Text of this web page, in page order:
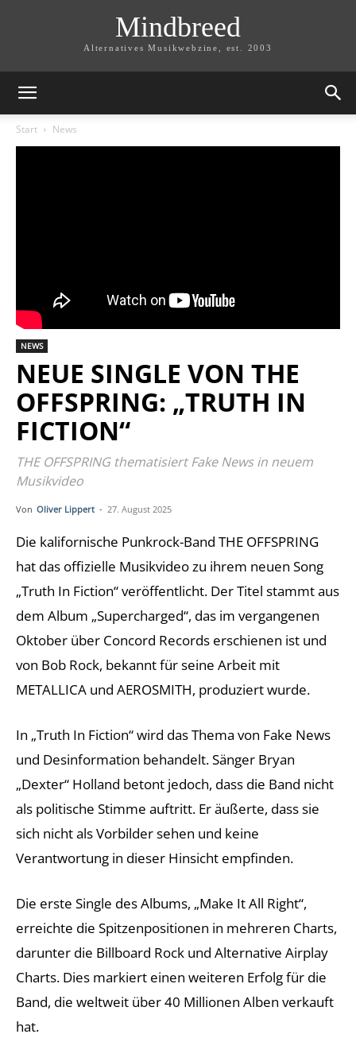
Mindbreed
Alternatives Musikwebzine, est. 2003
Start News
NEWS
NEUE SINGLE VON THE
OFFSPRING: „TRUTH IN
FICTION“
THE OFFSPRING thematisiert Fake News in neuem
Musikvideo
Von Oliver Lippert - 27. August 2025
Die kalifornische Punkrock-Band THE OFFSPRING
hat das offizielle Musikvideo zu ihrem neuen Song
„Truth In Fiction“ veröffentlicht. Der Titel stammt aus
dem Album „Supercharged“, das im vergangenen
Oktober über Concord Records erschienen ist und
von Bob Rock, bekannt für seine Arbeit mit
METALLICA und AEROSMITH, produziert wurde.
In „Truth In Fiction“ wird das Thema von Fake News
und Desinformation behandelt. Sänger Bryan
„Dexter“ Holland betont jedoch, dass die Band nicht
als politische Stimme auftritt. Er äußerte, dass sie
sich nicht als Vorbilder sehen und keine
Verantwortung in dieser Hinsicht empfinden.
Die erste Single des Albums, „Make It All Right“,
erreichte die Spitzenpositionen in mehreren Charts,
darunter die Billboard Rock und Alternative Airplay
Charts. Dies markiert einen weiteren Erfolg für die
Band, die weltweit über 40 Millionen Alben verkauft
hat.